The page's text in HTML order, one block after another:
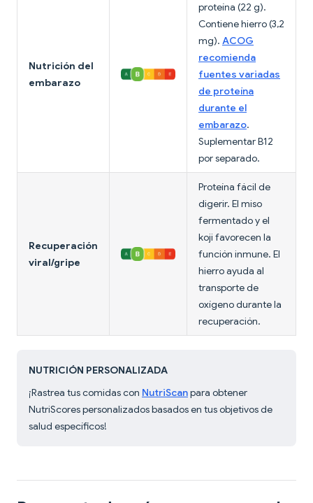
Nutrición del
embarazo
proteína (22 g).
Contiene hierro (3,2
mg). ACOG
recomienda
fuentes variadas
de proteína
durante el
embarazo.
Suplementar B12
por separado.
Recuperación
viral/gripe
Proteína fácil de
digerir. El miso
fermentado y el
koji favorecen la
función inmune. El
hierro ayuda al
transporte de
oxígeno durante la
recuperación.
NUTRICIÓN PERSONALIZADA
¡Rastrea tus comidas con NutriScanpara obtener
NutriScores personalizados basados en tus objetivos de
salud específicos!